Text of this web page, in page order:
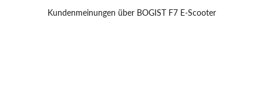
Kundenmeinungen über BOGIST F7 E-Scooter